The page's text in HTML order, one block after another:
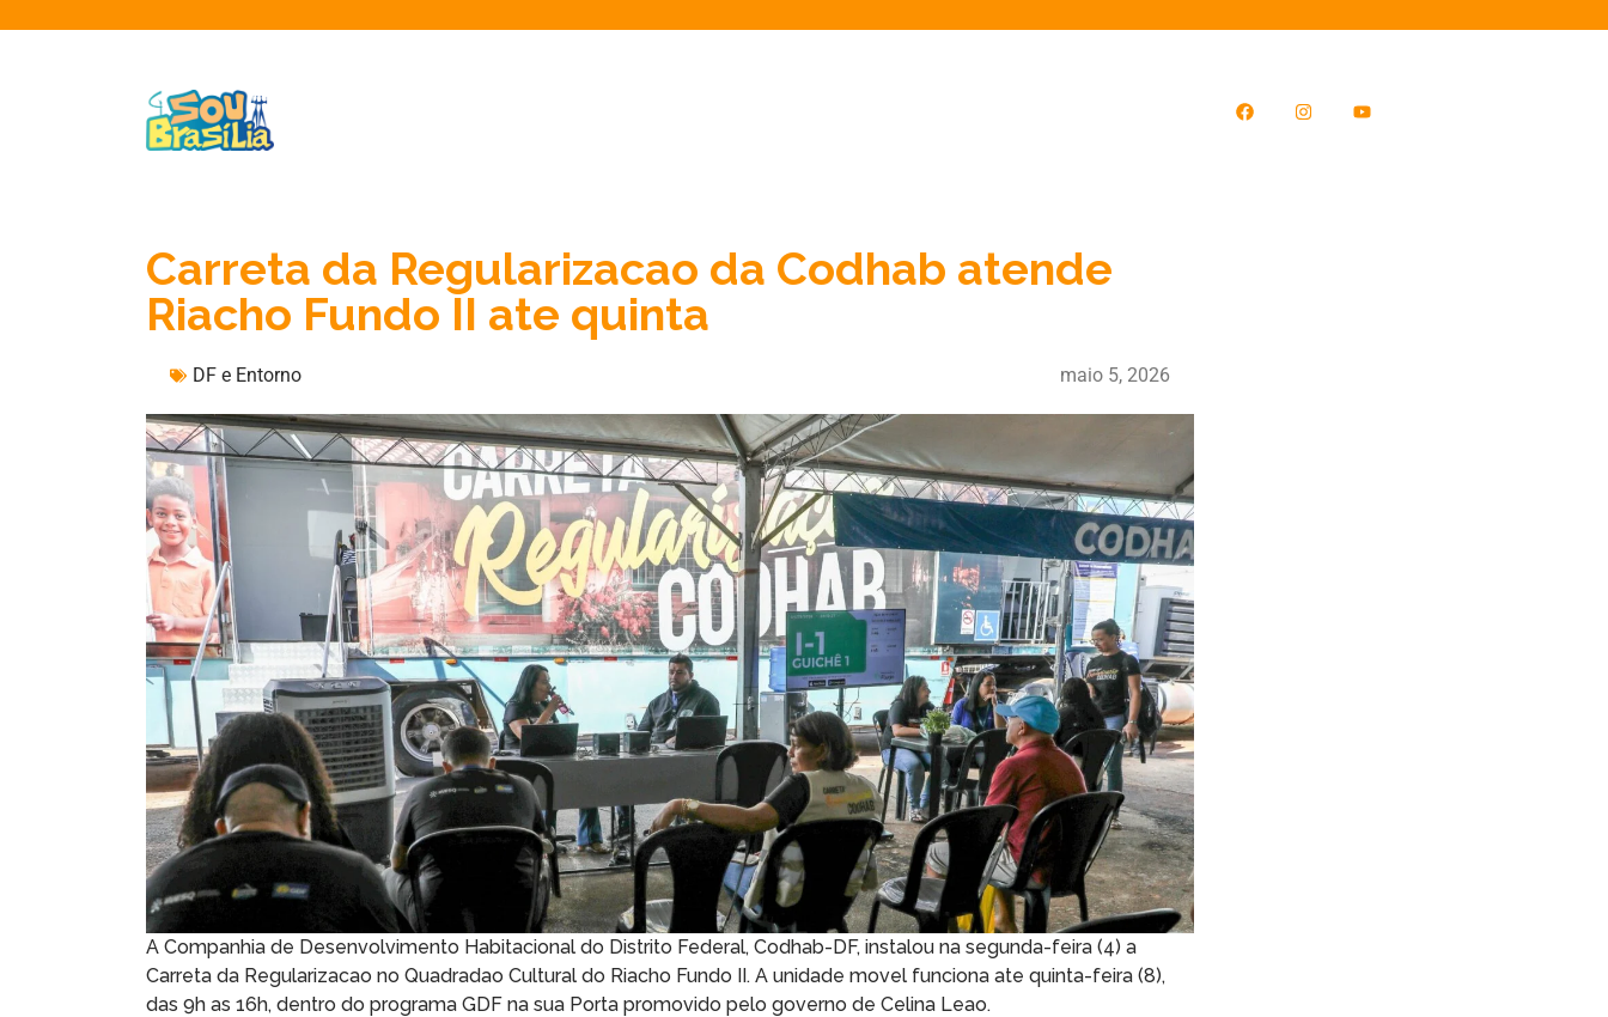
Carreta da Regularizacao da Codhab atende
Riacho Fundo II ate quinta
DF e Entorno maio 5, 2026
A Companhia de Desenvolvimento Habitacional do Distrito Federal, Codhab-DF, instalou na segunda-feira (4) a
Carreta da Regularizacao no Quadradao Cultural do Riacho Fundo II. A unidade movel funciona ate quinta-feira (8),
das 9h as 16h, dentro do programa GDF na sua Porta promovido pelo governo de Celina Leao.